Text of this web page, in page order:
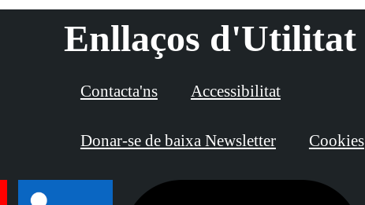
Enllaços d'Utilitat
Contacta'ns Accessibilitat
Donar-se de baixa Newsletter Cookies